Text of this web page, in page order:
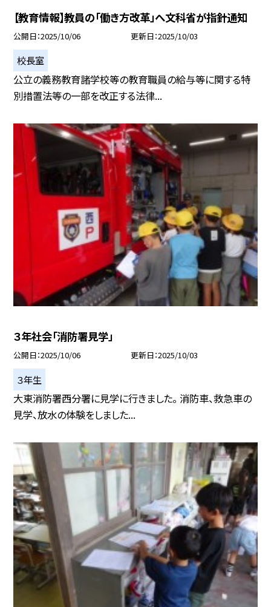
【教育情報】教員の「働き方改革」へ文科省が指針通知
公開日 2025/10/06 更新日 2025/10/03
校長室
公立の義務教育諸学校等の教育職員の給与等に関する特
別措置法等の一部を改正する法律...
３年社会「消防署見学」
公開日 2025/10/06 更新日 2025/10/03
３年生
大東消防署西分署に見学に行きました。 消防車、救急車の
見学、放水の体験をしました...